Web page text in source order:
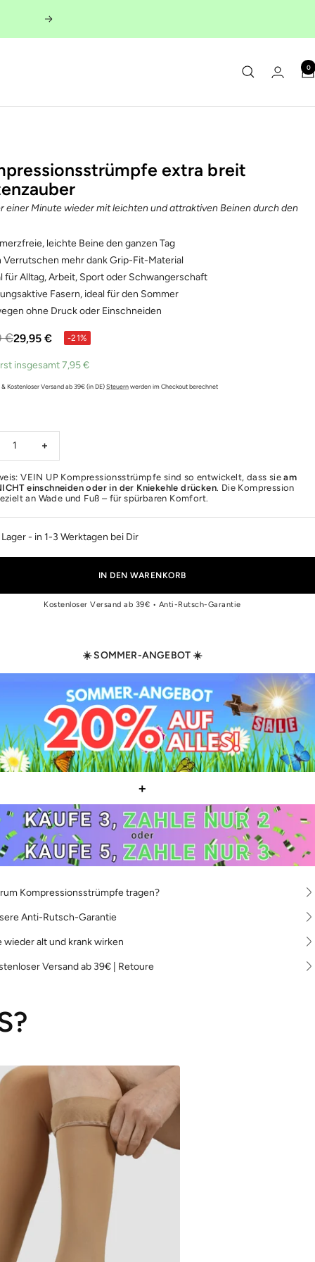
Weiter
0
extra breit
einer Minute wieder mit leichten und attraktiven Beinen durch den
leichte Beine den ganzen Tag
Verrutschen mehr dank Grip-Fit-Material
für Alltag, Arbeit, Sport oder Schwangerschaft
Fasern, ideal für den Sommer
ohne Druck oder Einschneiden
€Angebotspreis
29,95 € -21%
insgesamt7,95 €
Kostenloser Versand ab 39€ (in DE)Steuernwerden im Checkout berechnet
Menge
VEIN UP Kompressionsstrümpfe sind so entwickelt, dass sieam
einschneiden oder in der Kniekehle drücken. Die Kompression
an Wade und Fuß – für spürbaren Komfort.
- in 1-3 Werktagen bei Dir
IN DEN WARENKORB
Kostenloser Versand ab 39€ • Anti-Rutsch-Garantie
☀️ SOMMER-ANGEBOT ☀️
+
Kompressionsstrümpfe tragen?
Anti-Rutsch-Garantie
wieder alt und krank wirken
Versand ab 39€ | Retoure